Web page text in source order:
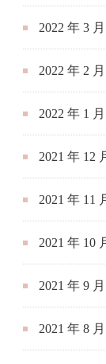
2022 年 3 月
2022 年 2 月
2022 年 1 月
2021 年 12
2021 年 11
2021 年 10
2021 年 9 月
2021 年 8 月